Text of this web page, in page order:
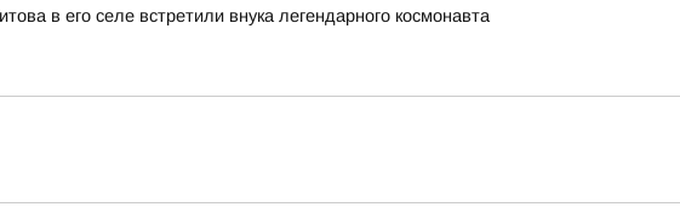
в его селе встретили внука легендарного космонавта